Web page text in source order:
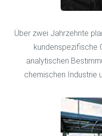
Über zwei Jahrzehnte
kundenspezifische
analytischen
chemischen Industrie